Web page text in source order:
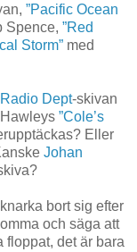
”Pacific Ocean
Spence, ”Red
Storm” med
Radio Dept-skivan
”Cole’s
Eller
Johan
bort sig efter
och säga att
floppat, det är bara